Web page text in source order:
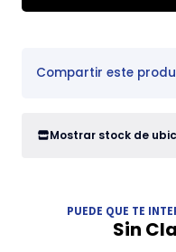
Compartir este
Mostrar stock de
PUEDE QUE TE
Sin